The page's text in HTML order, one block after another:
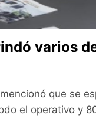
varios
que se
el operativo y